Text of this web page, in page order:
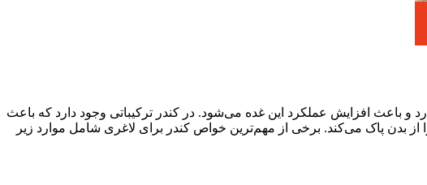
و باعث افزایش عملکرد این غده می‌شود. در کندر ترکیباتی وجود دارد که باعث
بدن پاک می‌کند. برخی از مهم‌ترین خواص کندر برای لاغری شامل موارد زیر